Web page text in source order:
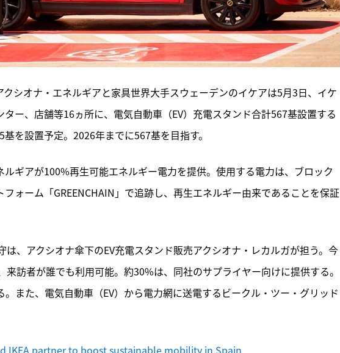
シオナ・エネルギアと家具世界大手スウェーデンのイケアは5月3日、イケ
ー、店舗等16ヵ所に、電気自動車（EV）充電スタンド合計567基設置する
を設置予定。2026年までに567基を目指す。
ルギアが100%再生可能エネルギー電力を提供。使用する電力は、ブロック
ォーム「GREENCHAIN」で追跡し、再生エネルギー由来であることを保証
、アクシオナ傘下のEV充電スタンド販売アクシオナ・レカルガが担う。今
来訪者が誰でも利用可能。約30%は、同社のサプライヤー向けに提供する。
また、電気自動車（EV）から電力網に送電するビークル・ツー・グリッド
IKEA partner to boost sustainable mobility in Spain